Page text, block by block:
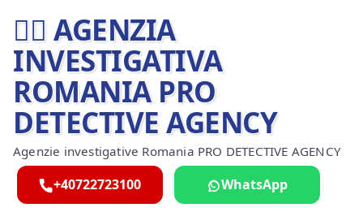
🕵️‍♂ AGENZIA
INVESTIGATIVA
ROMANIA PRO
DETECTIVE AGENCY
Agenzie investigative Romania PRO DETECTIVE AGENCY
+40722723100 WhatsApp